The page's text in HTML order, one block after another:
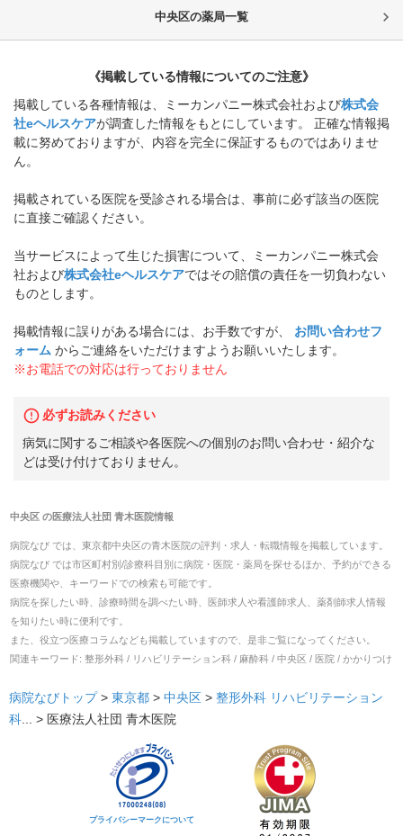
中央区の薬局一覧
《掲載している情報についてのご注意》
掲載している各種情報は、ミーカンパニー株式会社および株式会
社eヘルスケアが調査した情報をもとにしています。 正確な情報掲
載に努めておりますが、内容を完全に保証するものではありませ
ん。
掲載されている医院を受診される場合は、事前に必ず該当の医院
に直接ご確認ください。
当サービスによって生じた損害について、ミーカンパニー株式会
社および株式会社eヘルスケアではその賠償の責任を一切負わない
ものとします。
掲載情報に誤りがある場合には、お手数ですが、
お問い合わせフ
ォーム からご連絡をいただけますようお願いいたします。
※お電話での対応は行っておりません
必ずお読みください
病気に関するご相談や各医院への個別のお問い合わせ・紹介な
どは受け付けておりません。
中央区の医療法人社団 青木医院情報
病院なび では、 東京都中央区の青木医院の評判・求人・転職情報を掲載しています。
病院なび では市区町村別/診療科目別に病院・医院・薬局を探せるほか、予約ができる
医療機関や、キーワードでの検索も可能です。
病院を探したい時、診療時間を調べたい時、医師求人や看護師求人、薬剤師求人情報
を知りたい時に便利です。
また、役立つ医療コラムなども掲載していますので、是非ご覧になってください。
関連キーワード: 整形外科 / リハビリテーション科 / 麻酔科 / 中央区 / 医院 / かかりつけ
病院なびトップ> 東京都 > 中央区 > 整形外科 リハビリテーション
科 ... > 医療法人社団 青木医院
プライバシーマークについて